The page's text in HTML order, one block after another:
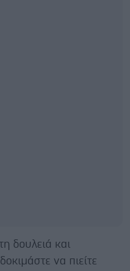
δουλειά και
να πιείτε